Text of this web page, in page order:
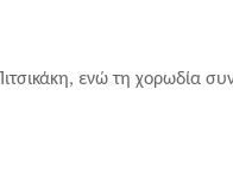
ενώ τη χορωδία